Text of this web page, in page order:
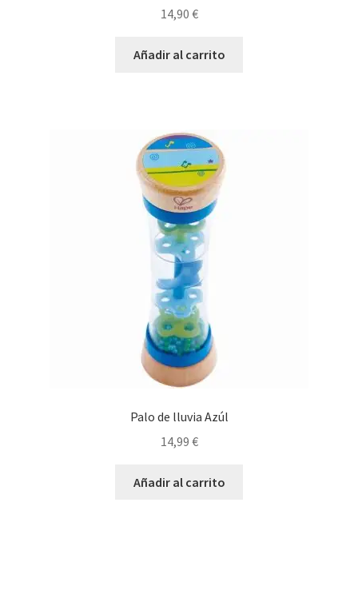
14,90 €
Añadir al carrito
Palo de lluvia Azúl
14,99 €
Añadir al carrito